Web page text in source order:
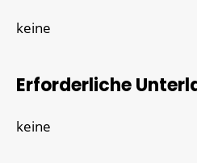
keine
Erforderliche
keine